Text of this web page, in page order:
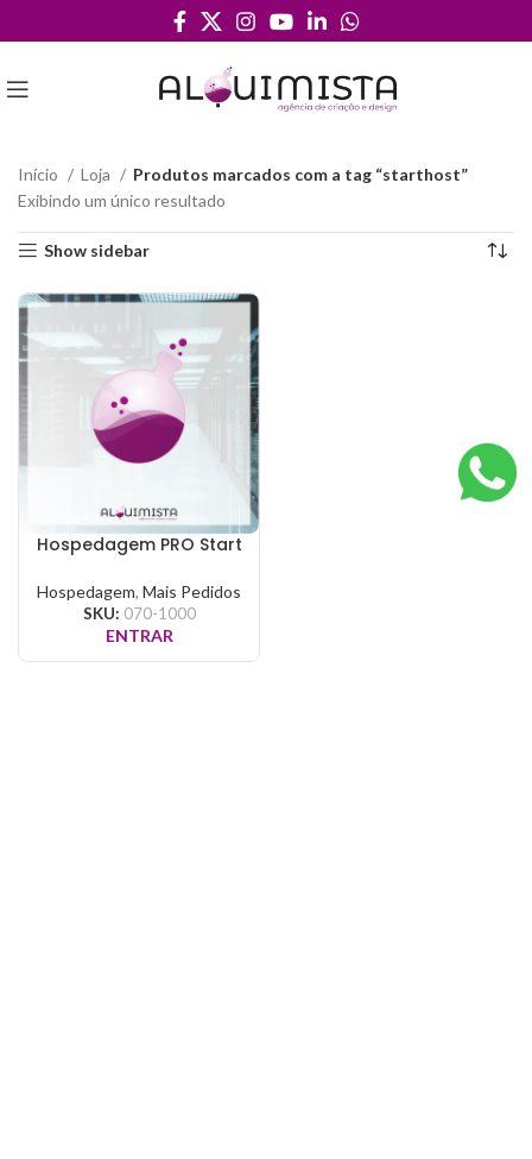
Início Loja
Produtos marcados com a tag “starthost”
Exibindo um único resultado
Show sidebar
Hospedagem PRO Start
Hospedagem, Mais Pedidos
SKU: 070-1000
ENTRAR